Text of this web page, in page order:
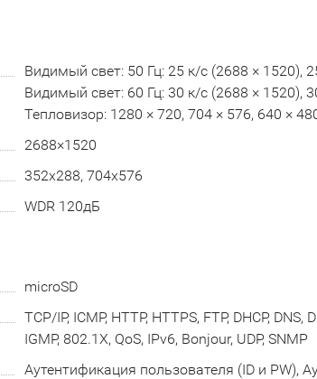
Видимый свет: 50 Гц: 25 к/с (2688 × 1520),
Видимый свет: 60 Гц: 30 к/с (2688 × 1520),
Тепловизор: 1280 × 720, 704 × 576, 640 ×
2688×1520
352х288, 704x576
WDR 120дБ
microSD
TCP/IP, ICMP, HTTP, HTTPS, FTP, DHCP, DNS,
IGMP, 802.1X, QoS, IPv6, Bonjour, UDP, SNMP
Аутентификация пользователя (ID и PW),